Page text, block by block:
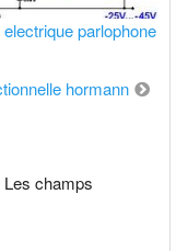
parlophone
hormann
Les champs